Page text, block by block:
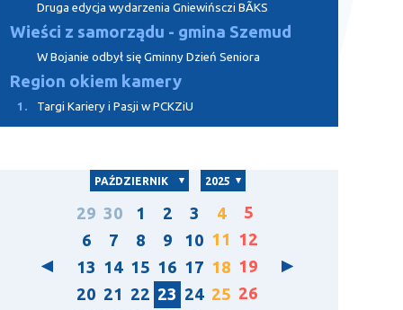
Druga edycja wydarzenia Gniewińsczi BÃKS
Wieści z samorządu - gmina Szemud
W Bojanie odbył się Gminny Dzień Seniora
Region okiem kamery
1. Targi Kariery i Pasji w PCKZiU
PAŹDZIERNIK 2025
29 30 1 2 3 4
5
6
7 8 9 10 11 12
13 14 15 16 17 18 19
20 21 22 23 24 25 26